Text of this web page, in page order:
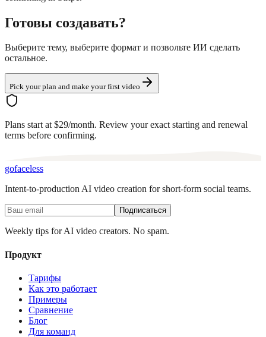
Готовы создавать?
Выберите тему, выберите формат и позвольте ИИ сделать
остальное.
Pick your plan and make your first video
Plans start at $29/month. Review your exact starting and renewal
terms before confirming.
gofaceless
Intent-to-production AI video creation for short-form social teams.
Подписаться
Weekly tips for AI video creators. No spam.
Продукт
Тарифы
Как это работает
Примеры
Сравнение
Блог
Для команд